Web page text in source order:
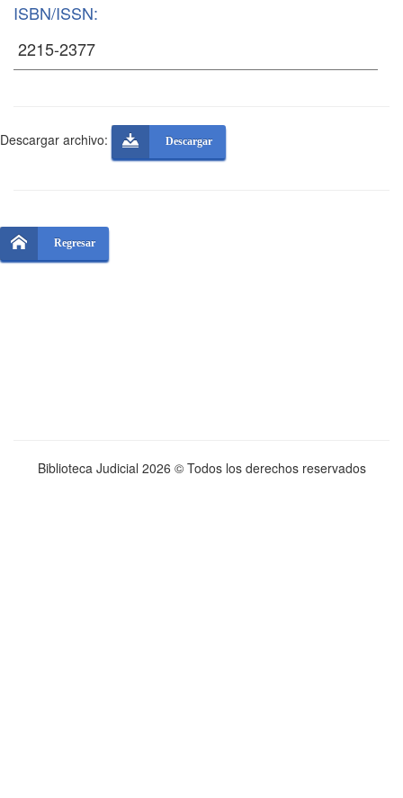
ISBN/ISSN:
Descargar archivo: Descargar
Regresar
Biblioteca Judicial 2026 © Todos los derechos reservados